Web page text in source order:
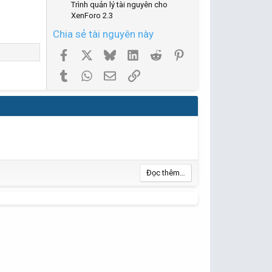
Trình quản lý tài nguyên cho
XenForo 2.3
Chia sẻ tài nguyên này
Facebook Bluesky LinkedInReddit
TumblrWhatsApp
Email Link
Đọc thêm…